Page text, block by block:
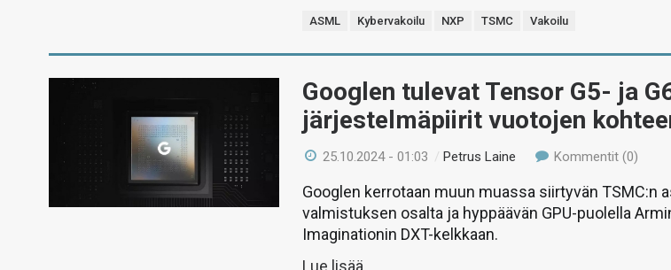
ASML Kybervakoilu NXP TSMC Vakoilu
Googlen tulevat Tensor G5- ja
järjestelmäpiirit vuotojen
25.10.2024 - 01:03 /Petrus Laine Kommentit (0)
Googlen kerrotaan muun muassa siirtyvän TSMC:n
valmistuksen osalta ja hyppäävän GPU-puolella
Imaginationin DXT-kelkkaan.
Lue lisää